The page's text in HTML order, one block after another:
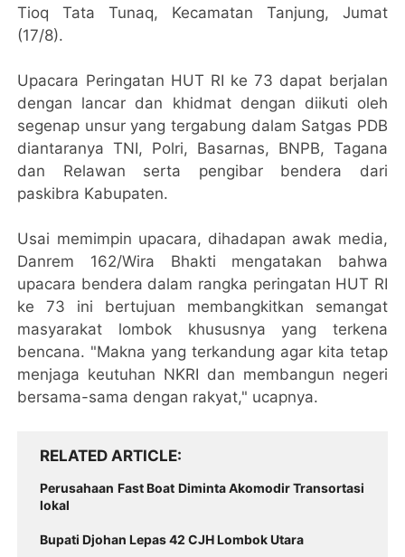
Tioq Tata Tunaq, Kecamatan Tanjung, Jumat
(17/8).
Upacara Peringatan HUT RI ke 73 dapat berjalan
dengan lancar dan khidmat dengan diikuti oleh
segenap unsur yang tergabung dalam Satgas PDB
diantaranya TNI, Polri, Basarnas, BNPB, Tagana
dan Relawan serta pengibar bendera dari
paskibra Kabupaten.
Usai memimpin upacara, dihadapan awak media,
Danrem 162/Wira Bhakti mengatakan bahwa
upacara bendera dalam rangka peringatan HUT RI
ke 73 ini bertujuan membangkitkan semangat
masyarakat lombok khususnya yang terkena
bencana. "Makna yang terkandung agar kita tetap
menjaga keutuhan NKRI dan membangun negeri
bersama-sama dengan rakyat," ucapnya.
RELATED ARTICLE
Perusahaan Fast Boat Diminta Akomodir Transortasi
lokal
Bupati Djohan Lepas 42 CJH Lombok Utara